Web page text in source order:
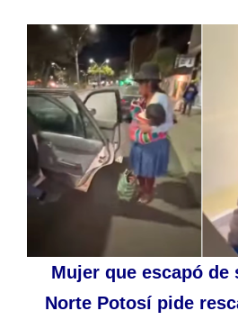
Mujer que escapó de
Norte Potosí pide